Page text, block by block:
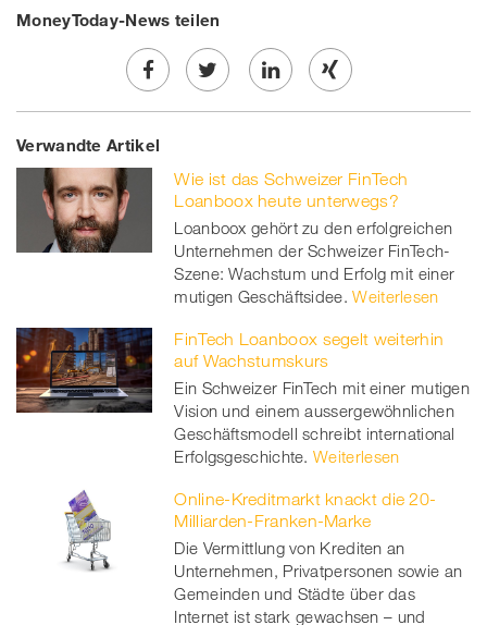
MoneyToday-News teilen
Share
on
Facebook
Twe
on
twitt
er
Share
linkedin
Share
Xing
Verwandte Artikel
Wie ist das Schweizer FinTech
Loanboox heute unterwegs?
Loanboox gehört zu den erfolgreichen
Unternehmen der Schweizer FinTech-
Szene: Wachstum und Erfolg mit einer
mutigen Geschäftsidee. Weiterlesen
FinTech Loanboox segelt weiterhin
auf Wachstumskurs
Ein Schweizer FinTech mit einer mutigen
Vision und einem aussergewöhnlichen
Geschäftsmodell schreibt international
Erfolgsgeschichte. Weiterlesen
Online-Kreditmarkt knackt die 20-
Milliarden-Franken-Marke
Die Vermittlung von Krediten an
Unternehmen, Privatpersonen sowie an
Gemeinden und Städte über das
Internet ist stark gewachsen – und